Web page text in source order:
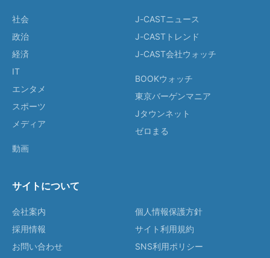
社会
政治
経済
IT
エンタメ
スポーツ
メディア
動画
J-CASTニュース
J-CASTトレンド
J-CAST会社ウォッチ
BOOKウォッチ
東京バーゲンマニア
Jタウンネット
ゼロまる
サイトについて
会社案内
採用情報
お問い合わせ
個人情報保護方針
サイト利用規約
SNS利用ポリシー